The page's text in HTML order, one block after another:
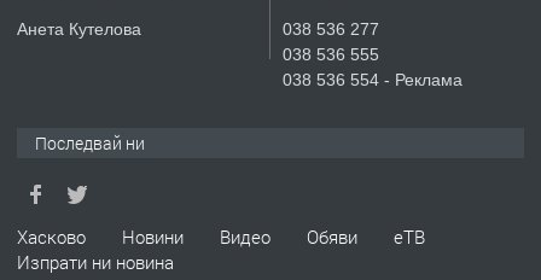
СГЛОБЯВАНЕ НА МЕБЕЛИ.
ПРЕДЛАГА
№4119 Едностаен обзаведен
Анета Кутелова
038 536 277
038 536 555
038 536 554 - Реклама
Последвай ни
Хасково Новини Видео Обяви
еТВ
Изпрати ни новина